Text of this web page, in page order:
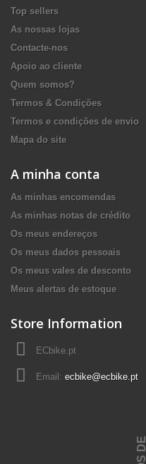
Top sellers
As nossas lojas
Contacte-nos
Apoio ao cliente
Quem somos?
Termos & Condições
Termos e condições de envio
Mapa do site
A minha conta
As minhas encomendas
As minhas notas de crédito
Os meus endereços
Os meus dados pessoais
Os meus vales de desconto
Meus alertas de estoque
Store Information
ECbike.pt
Email: ecbike@ecbike.pt